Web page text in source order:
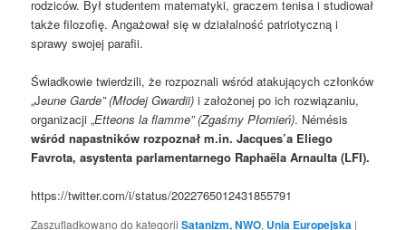
rodziców. Był studentem matematyki, graczem tenisa i studiował
także filozofię. Angażował się w działalność patriotyczną i
sprawy swojej parafii.
Świadkowie twierdzili, że rozpoznali wśród atakujących członków
„Jeune Garde” (Młodej Gwardii) i założonej po ich rozwiązaniu,
organizacji „Etteons la flamme” (Zgaśmy Płomień). Némésis
wśród napastników rozpoznał m.in. Jacques’a Eliego
Favrota, asystenta parlamentarnego Raphaëla Arnaulta (LFI).
https://twitter.com/i/status/2022765012431855791
Zaszufladkowano do kategorii Satanizm, NWO, Unia Europejska |